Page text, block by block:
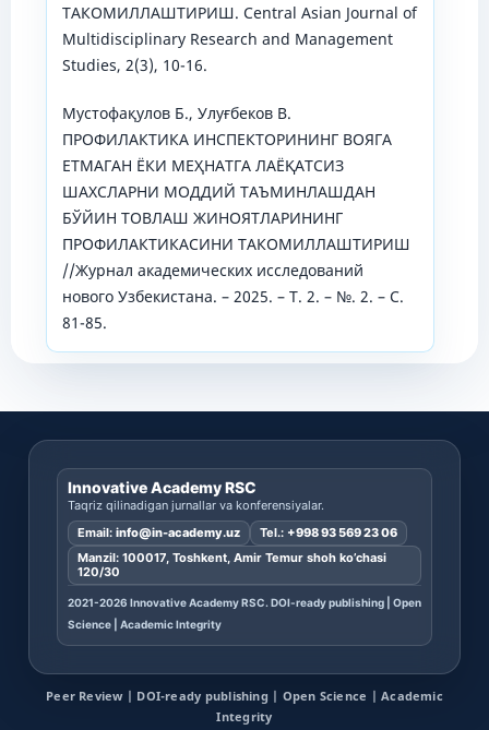
ТАКОМИЛЛАШТИРИШ. Central Asian Journal of
Multidisciplinary Research and Management
Studies, 2(3), 10-16.
Мустофақулов Б., Улуғбеков В.
ПРОФИЛАКТИКА ИНСПЕКТОРИНИНГ ВОЯГА
ЕТМАГАН ЁКИ МЕҲНАТГА ЛАЁҚАТСИЗ
ШАХСЛАРНИ МОДДИЙ ТАЪМИНЛАШДАН
БЎЙИН ТОВЛАШ ЖИНОЯТЛАРИНИНГ
ПРОФИЛАКТИКАСИНИ ТАКОМИЛЛАШТИРИШ
//Журнал академических исследований
нового Узбекистана. – 2025. – Т. 2. – №. 2. – С.
81-85.
Innovative Academy RSC
Taqriz qilinadigan jurnallar va konferensiyalar.
Email: info@in-academy.uz Tel.: +998 93 569 23 06
Manzil: 100017, Toshkent, Amir Temur shoh ko’chasi
120/30
2021-2026 Innovative Academy RSC. DOI-ready publishing | Open
Science | Academic Integrity